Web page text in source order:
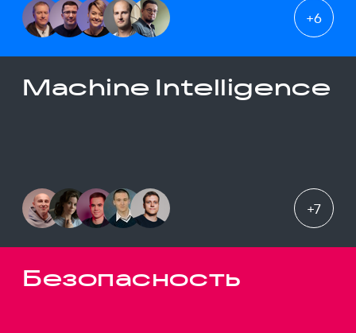
+6
Machine Intelligence
+7
Безопасность